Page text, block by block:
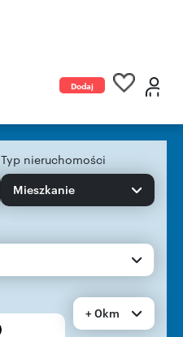
Dodaj
Typ nieruchomości
Mieszkanie
+ 0km